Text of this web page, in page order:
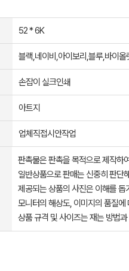
52 * 6K
블랙,네이비,아이보리,블루,바이올
손잡이 실크인쇄
아트지
업체직접시안작업
판촉물은 판촉을 목적으로 제작하
일반상품으로 판매는 신중히 판단
제공되는 상품의 사진은 이해를
모니터의 해상도, 이미지의 품질
상품 규격 및 사이즈는 재는 방법